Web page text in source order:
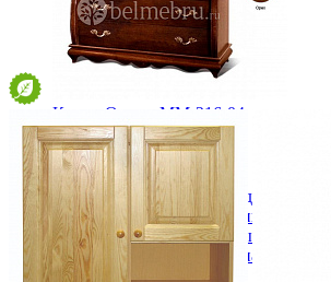
Комод Оскар. ММ-216-04
121 590 ₽
В корзину
Спальня
Деревянные кровати с подъемным
Кровати односпальные с
Кровати двуспальные с
Кровати полутороспальные
Зеркала